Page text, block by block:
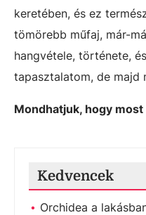
keretében, és ez
tömörebb műfaj, már-
hangvétele, története,
tapasztalatom, de majd
Mondhatjuk, hogy
Kedvencek
Orchidea a